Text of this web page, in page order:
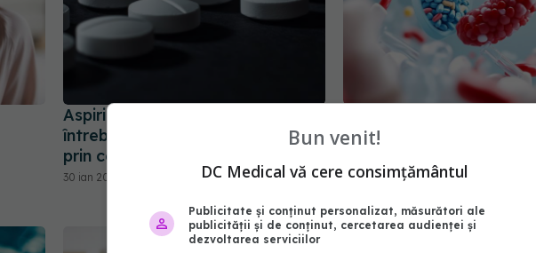
Aspirina zilnică, sub semnul
întrebării. Risc crescut de deces
prin cancer
30 ian 2026, 08:59
pacienților cu cancer
Bun venit!
DC Medical vă cere consimțământul
Publicitate și conținut personalizat, măsurători ale
publicității și de conținut, cercetarea audienței și
dezvoltarea serviciilor